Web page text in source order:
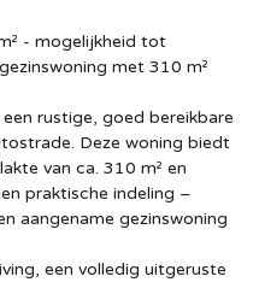
- mogelijkheid tot
met 310 m²
rustige, goed bereikbare
Deze woning biedt
van ca. 310 m² en
praktische indeling –
aangename gezinswoning
een volledig uitgeruste